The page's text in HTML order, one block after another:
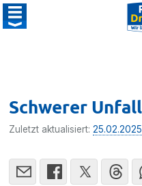
Schwerer
Zuletzt aktualisiert:25.02.2025